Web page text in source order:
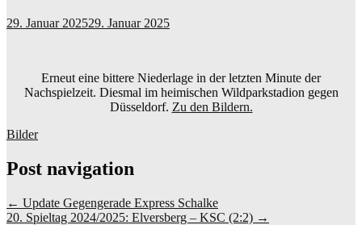
29. Januar 202529. Januar 2025
Erneut eine bittere Niederlage in der letzten Minute der
Nachspielzeit. Diesmal im heimischen Wildparkstadion gegen
Düsseldorf. Zu den Bildern.
Bilder
Post navigation
← Update Gegengerade Express Schalke
20. Spieltag 2024/2025: Elversberg – KSC (2:2) →